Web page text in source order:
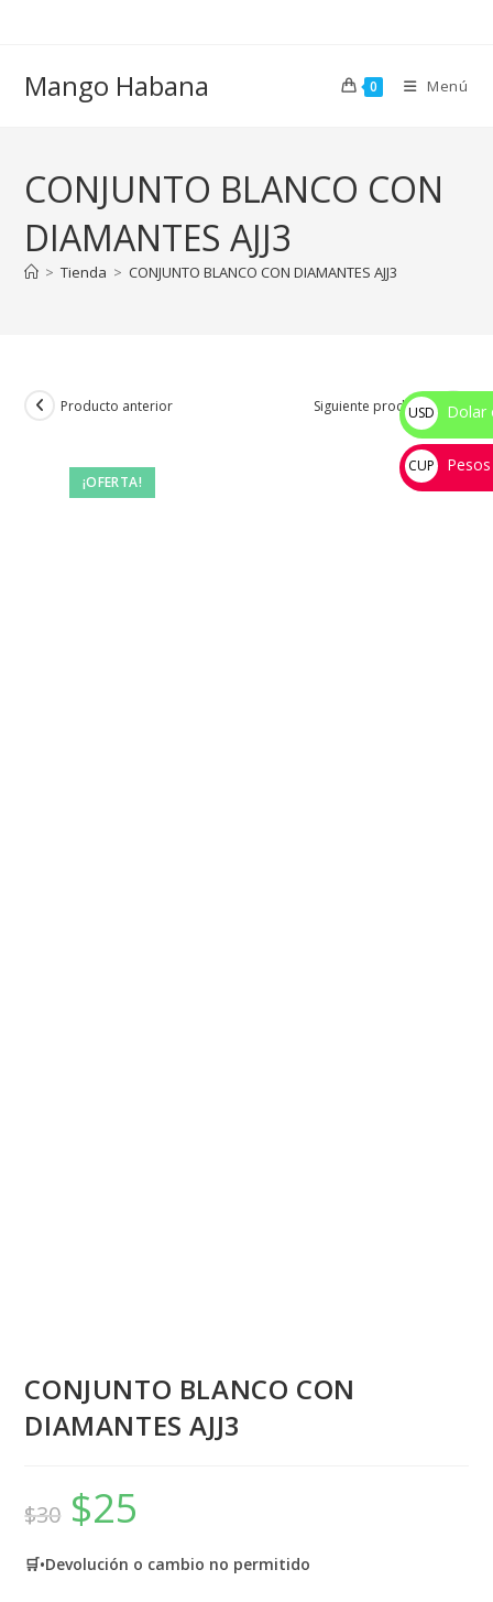
Mango Habana 0 Menú
CONJUNTO BLANCO CON
DIAMANTES AJJ3
> Tienda > CONJUNTO BLANCO CON DIAMANTES AJJ3
¡OFERTA!
Producto anterior Siguiente producto
CONJUNTO BLANCO CON
DIAMANTES AJJ3
$30 $25
🛒•Devolución o cambio no permitido
USD
$
Dolar
CUP
💰
Pesos